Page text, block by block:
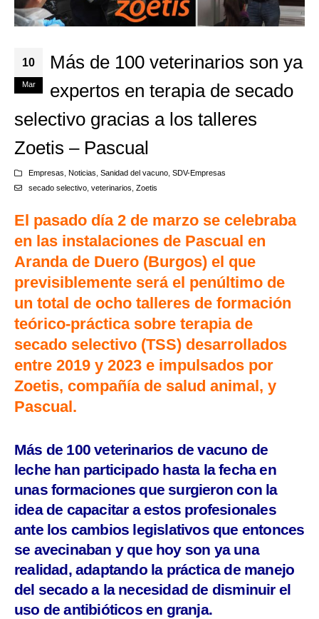
10
Mar
Más de 100 veterinarios son ya
expertos en terapia de secado
selectivo gracias a los talleres
Zoetis – Pascual
Empresas Noticias Sanidad del vacuno, SDV-Empresas
secado selectivo, veterinarios Zoetis
El pasado día 2 de marzo se celebraba
en las instalaciones de Pascual en
Aranda de Duero (Burgos) el que
previsiblemente será el penúltimo de
un total de ocho talleres de formación
teórico-práctica sobre terapia de
secado selectivo (TSS) desarrollados
entre 2019 y 2023 e impulsados por
Zoetis, compañía de salud animal, y
Pascual.
Más de 100 veterinarios de vacuno de
leche han participado hasta la fecha en
unas formaciones que surgieron con la
idea de capacitar a estos profesionales
ante los cambios legislativos que entonces
se avecinaban y que hoy son ya una
realidad, adaptando la práctica de manejo
del secado a la necesidad de disminuir el
uso de antibióticos en granja.